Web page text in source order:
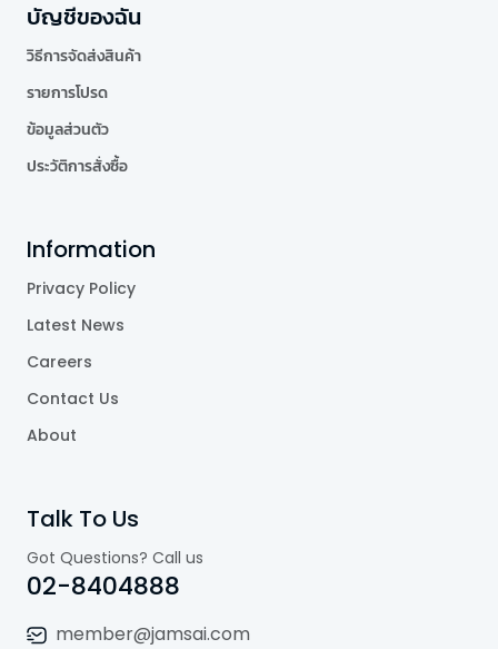
บัญชีของฉัน
วิธีการจัดส่งสินค้า
รายการโปรด
ข้อมูลส่วนตัว
ประวัติการสั่งซื้อ
Information
Privacy Policy
Latest News
Careers
Contact Us
About
Talk To Us
Got Questions? Call us
02-8404888
member@jamsai.com